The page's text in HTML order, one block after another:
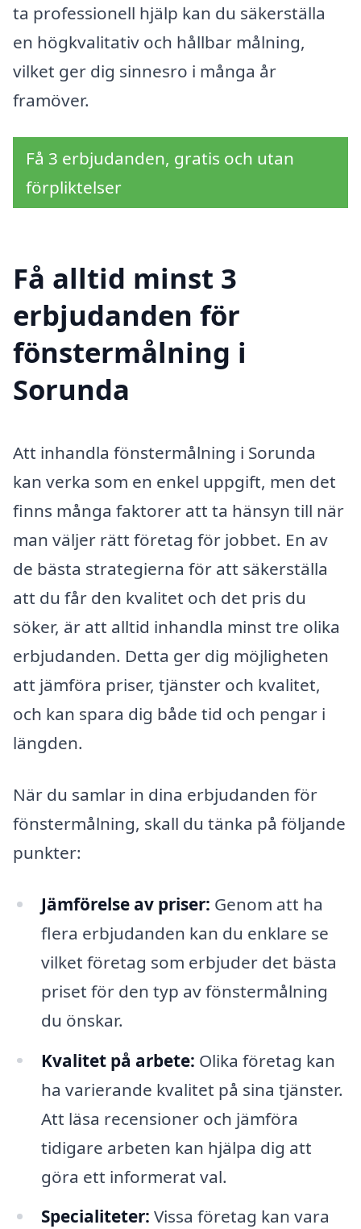
ta professionell hjälp kan du säkerställa
en högkvalitativ och hållbar målning,
vilket ger dig sinnesro i många år
framöver.
Få 3 erbjudanden, gratis och utan
förpliktelser
Få alltid minst 3
erbjudanden för
fönstermålning i
Sorunda
Att inhandla fönstermålning i Sorunda
kan verka som en enkel uppgift, men det
finns många faktorer att ta hänsyn till när
man väljer rätt företag för jobbet. En av
de bästa strategierna för att säkerställa
att du får den kvalitet och det pris du
söker, är att alltid inhandla minst tre olika
erbjudanden. Detta ger dig möjligheten
att jämföra priser, tjänster och kvalitet,
och kan spara dig både tid och pengar i
längden.
När du samlar in dina erbjudanden för
fönstermålning, skall du tänka på följande
punkter:
Jämförelse av priser: Genom att ha
flera erbjudanden kan du enklare se
vilket företag som erbjuder det bästa
priset för den typ av fönstermålning
du önskar.
Kvalitet på arbete: Olika företag kan
ha varierande kvalitet på sina tjänster.
Att läsa recensioner och jämföra
tidigare arbeten kan hjälpa dig att
göra ett informerat val.
Specialiteter: Vissa företag kan vara